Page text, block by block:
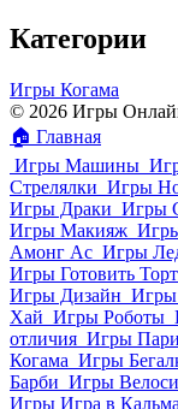
Категории
Игры Когама
© 2026 Игры
🏠 Главная
Игры Машины
Стрелялки Игры
Игры Драки Игры
Игры Макияж
Амонг Ас Игры
Игры Готовить
Игры Дизайн
Хай Игры Роботы
отличия Игры
Когама Игры
Барби Игры
Игры Игра в